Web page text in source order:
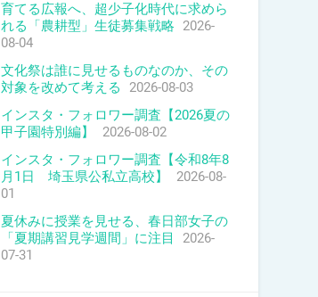
育てる広報へ、超少子化時代に求めら
れる「農耕型」生徒募集戦略 2026-
08-04
文化祭は誰に見せるものなのか、その
対象を改めて考える
2026-08-03
インスタ・フォロワー調査【2026夏の
甲子園特別編】
2026-08-02
インスタ・フォロワー調査【令和8年8
月1日 埼玉県公私立高校】
2026-08-
01
夏休みに授業を見せる、春日部女子の
「夏期講習見学週間」に注目
2026-
07-31